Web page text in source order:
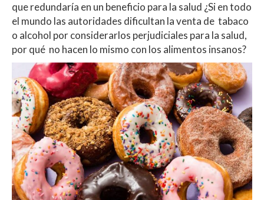
que redundaría en un beneficio para la salud ¿Si en todo
el mundo las autoridades dificultan la venta de tabaco
o alcohol por considerarlos perjudiciales para la salud,
por qué no hacen lo mismo con los alimentos insanos?